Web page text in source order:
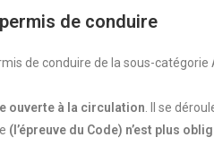
de conduire
de conduire de la sous-catégorie
ouverte à la circulation . Il se
(l’épreuve du Code) n’est plus